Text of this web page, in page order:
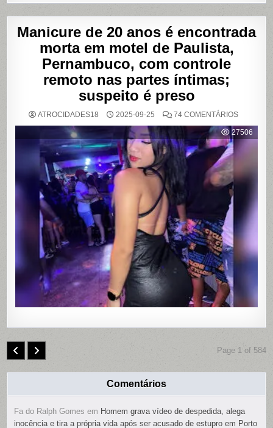
Manicure de 20 anos é encontrada
morta em motel de Paulista,
Pernambuco, com controle
remoto nas partes íntimas;
suspeito é preso
ATROCIDADES18 2025-09-25 74 COMENTÁRIOSEM
DE
20
ANOS
EM
MOTEL
COM
REMOTO
PARTES
É
27506
Page 1 of 584
Comentários
Fa do Ralph Gomes em Homem grava vídeo de despedida, alega
inocência e tira a própria vida após ser acusado de estupro em Porto